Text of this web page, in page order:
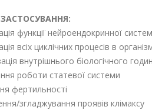
функції нейроендокринної
всіх циклічних процесів в
внутрішнього біологічного
роботи статевої системи
фертильності
згладжування проявів клімаксу